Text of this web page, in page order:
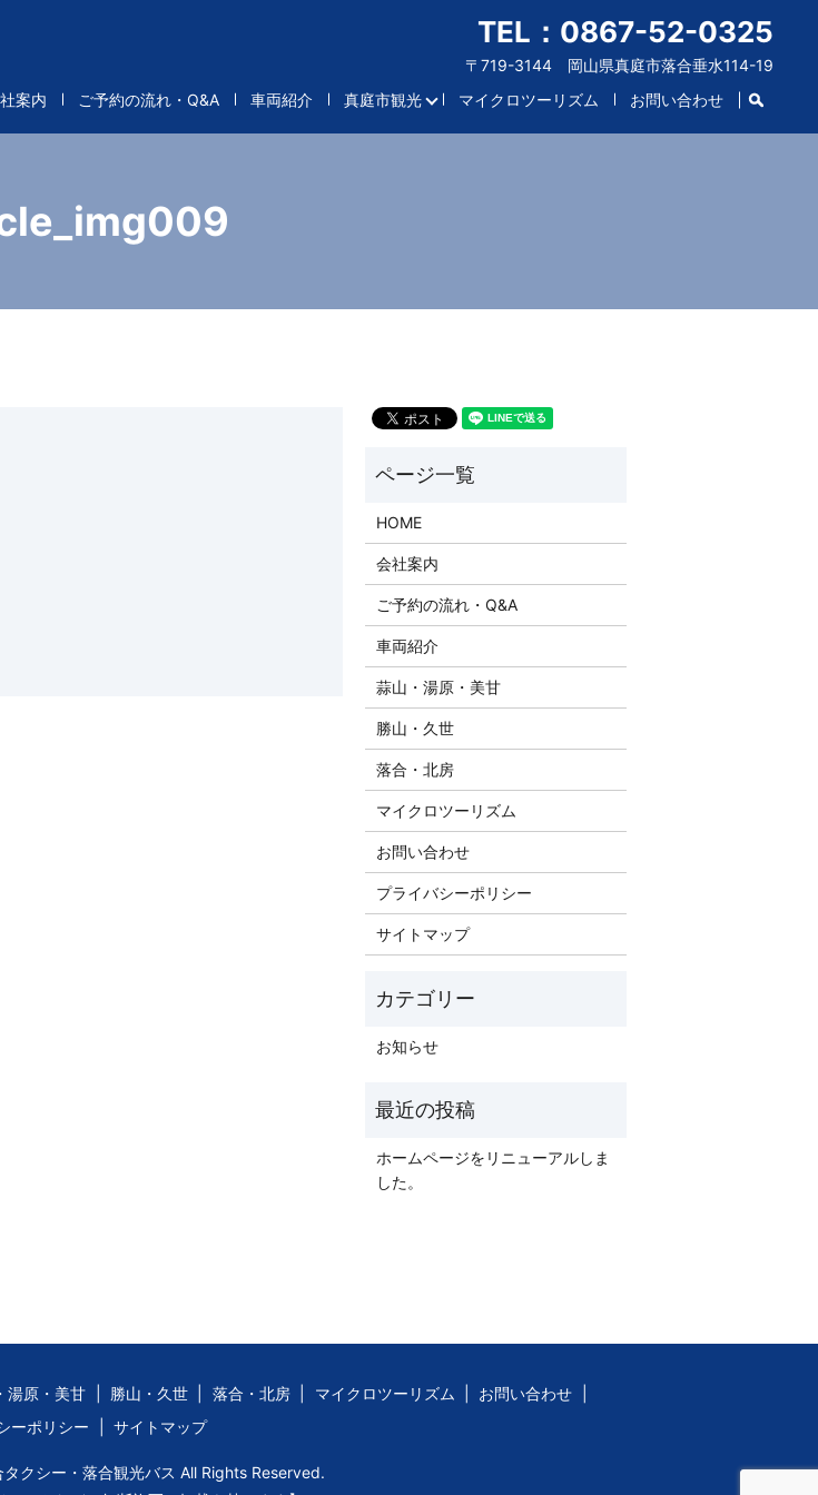
TEL：0867-52-0325
〒719-3144 岡山県真庭市落合垂水114-19
案内 ご予約の流れ・Q&A 車両紹介 真庭市観光 マイクロツーリズム お問い合わせ search
HOME
会社案内
ご予約の流れ・Q&A
車両紹介
蒜山・湯原・美甘
勝山・久世
落合・北房
マイクロツーリズム
お問い合わせ
プライバシーポリシー
サイトマップ
お知らせ
ホームページをリニューアルしま
した。
湯原・美甘 勝山・久世 落合・北房 マイクロツーリズム
お問い合わせ
ーポリシー
サイトマップ
クシー・落合観光バス All Rights Reserved.